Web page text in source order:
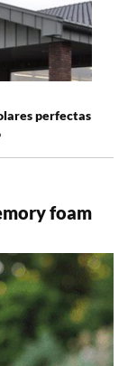
perfectas
foam